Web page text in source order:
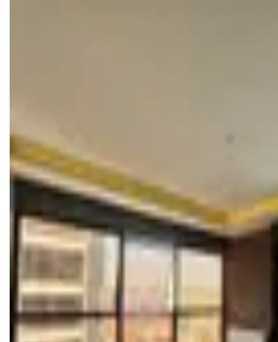
47.000 ₺
VERİ EMLAK LOFT
SEFERİHİSARVeri Emlak Loft